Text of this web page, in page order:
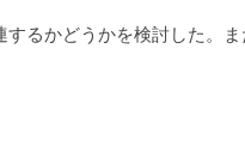
るかどうかを検討した。